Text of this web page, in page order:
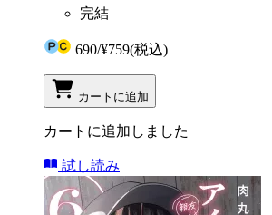
完結
690/¥759(税込)
カートに追加
カートに追加しました
試し読み